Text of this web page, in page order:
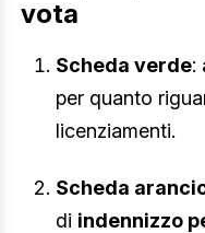
vota
Scheda verde:
per quanto
licenziamenti.
Scheda
di indennizzo